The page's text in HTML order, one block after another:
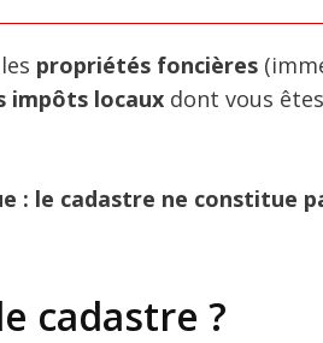
propriétés foncières
impôts locaux dont vous êtes
: le cadastre ne constitue
cadastre ?